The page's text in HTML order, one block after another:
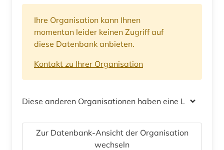
Ihre Organisation kann Ihnen
momentan leider keinen Zugriff auf
diese Datenbank anbieten.
Kontakt zu Ihrer Organisation
Diese anderen Organisationen haben eine Lizenz
Zur Datenbank-Ansicht der Organisation
wechseln